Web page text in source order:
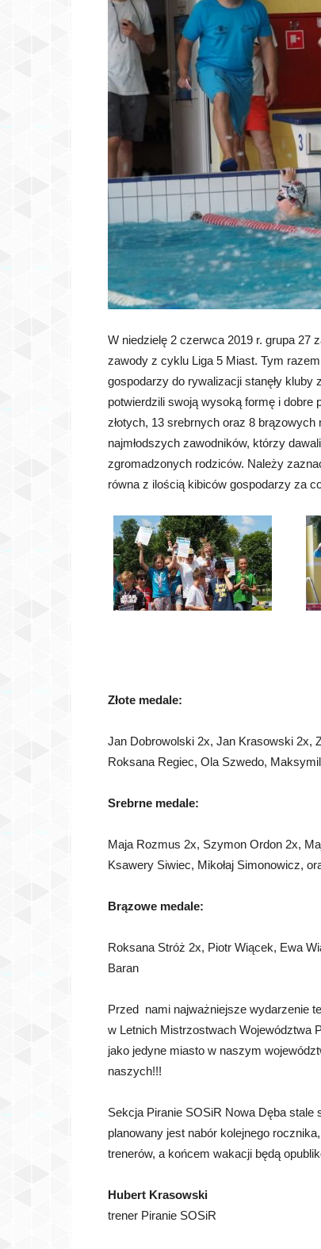
W niedzielę 2 czerwca 2019 r. grupa 27
zawody z cyklu Liga 5 Miast. Tym
gospodarzy do rywalizacji stanęły kluby
potwierdzili swoją wysoką formę i dobre
złotych, 13 srebrnych oraz 8
najmłodszych zawodników, którzy
zgromadzonych rodziców. Należy
równa z ilością kibiców gospodarzy za
Złote medale:
Jan Dobrowolski 2x, Jan Krasowski 2x,
Roksana Regiec, Ola Szwedo,
Srebrne medale:
Maja Rozmus 2x, Szymon Ordon 2x,
Ksawery Siwiec, Mikołaj Simonowicz,
Brązowe medale:
Roksana Stróż 2x, Piotr Wiącek, Ewa
Baran
Przed nami najważniejsze wydarzenie
w Letnich Mistrzostwach Województwa
jako jedyne miasto w naszym
naszych!!!
Sekcja Piranie SOSiR Nowa Dęba stale
planowany jest nabór kolejnego
trenerów, a końcem wakacji będą
Hubert Krasowski
trener Piranie SOSiR